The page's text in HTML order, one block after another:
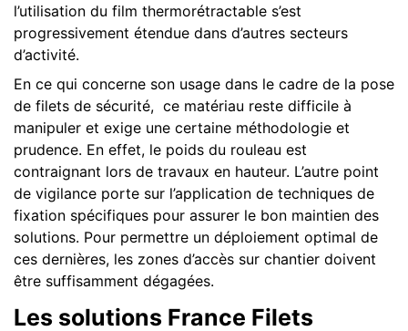
l’utilisation du film thermorétractable s’est
progressivement étendue dans d’autres secteurs
d’activité.
En ce qui concerne son usage dans le cadre de la pose
de filets de sécurité, ce matériau reste difficile à
manipuler et exige une certaine méthodologie et
prudence. En effet, le poids du rouleau est
contraignant lors de travaux en hauteur. L’autre point
de vigilance porte sur l’application de techniques de
fixation spécifiques pour assurer le bon maintien des
solutions. Pour permettre un déploiement optimal de
ces dernières, les zones d’accès sur chantier doivent
être suffisamment dégagées.
Les solutions France Filets